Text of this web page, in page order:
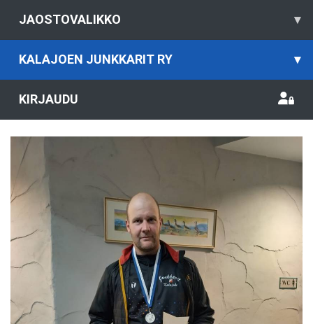
JAOSTOVALIKKO ▾
KALAJOEN JUNKKARIT RY ▾
KIRJAUDU